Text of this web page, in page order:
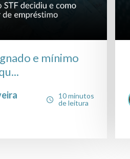
e mínimo
10 minutos
de leitura